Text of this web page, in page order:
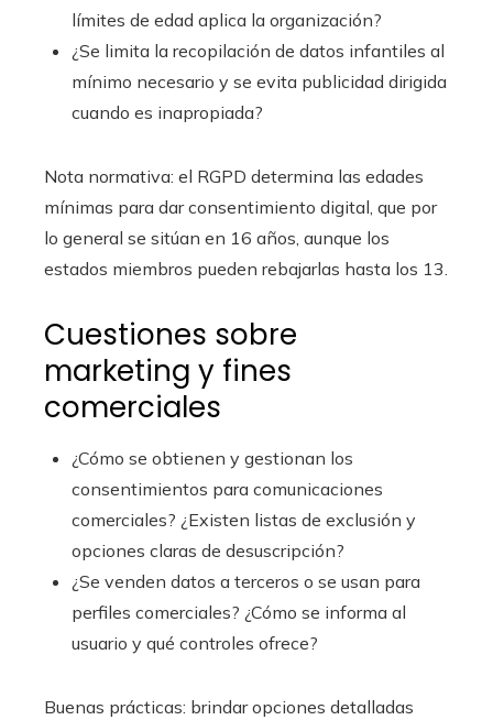
límites de edad aplica la organización?
¿Se limita la recopilación de datos infantiles al
mínimo necesario y se evita publicidad dirigida
cuando es inapropiada?
Nota normativa: el RGPD determina las edades
mínimas para dar consentimiento digital, que por
lo general se sitúan en 16 años, aunque los
estados miembros pueden rebajarlas hasta los 13.
Cuestiones sobre
marketing y fines
comerciales
¿Cómo se obtienen y gestionan los
consentimientos para comunicaciones
comerciales? ¿Existen listas de exclusión y
opciones claras de desuscripción?
¿Se venden datos a terceros o se usan para
perfiles comerciales? ¿Cómo se informa al
usuario y qué controles ofrece?
Buenas prácticas: brindar opciones detalladas